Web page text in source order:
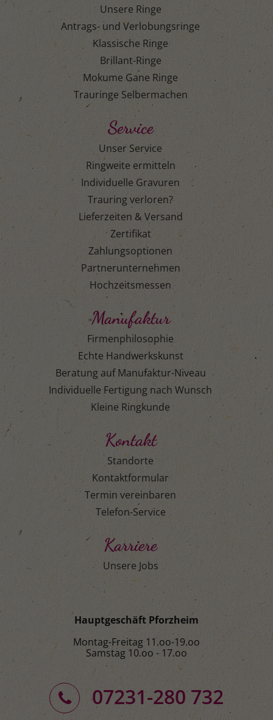
Unsere Ringe
Antrags- und Verlobungsringe
Klassische Ringe
Brillant-Ringe
Mokume Gane Ringe
Trauringe Selbermachen
Service
Unser Service
Ringweite ermitteln
Individuelle Gravuren
Trauring verloren?
Lieferzeiten & Versand
Zertifikat
Zahlungsoptionen
Partnerunternehmen
Hochzeitsmessen
Manufaktur
Firmenphilosophie
Echte Handwerkskunst
Beratung auf Manufaktur-Niveau
Individuelle Fertigung nach Wunsch
Kleine Ringkunde
Kontakt
Standorte
Kontaktformular
Termin vereinbaren
Telefon-Service
Karriere
Unsere Jobs
Hauptgeschäft Pforzheim
Montag-Freitag 11.oo-19.oo
Samstag 10.oo - 17.oo
07231-280 732